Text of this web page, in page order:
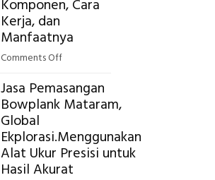
Eksplorasi
Pastikan
Komponen, Cara
Kerja, dan
Manfaatnya
Comments Offon
Cooler
Berbasis
Pertanian,
ini
Komponen,
Jasa Pemasangan
Bowplank Mataram,
Global
Ekplorasi.Menggunakan
Alat Ukur Presisi untuk
Hasil Akurat